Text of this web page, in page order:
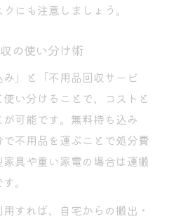
にも注意しましょう。
の使い分け術
」と「不用品回収サービ
い分けることで、コストと
可能です。無料持ち込み
不用品を運ぶことで処分費
具や重い家電の場合は運搬
。
すれば、自宅からの搬出・